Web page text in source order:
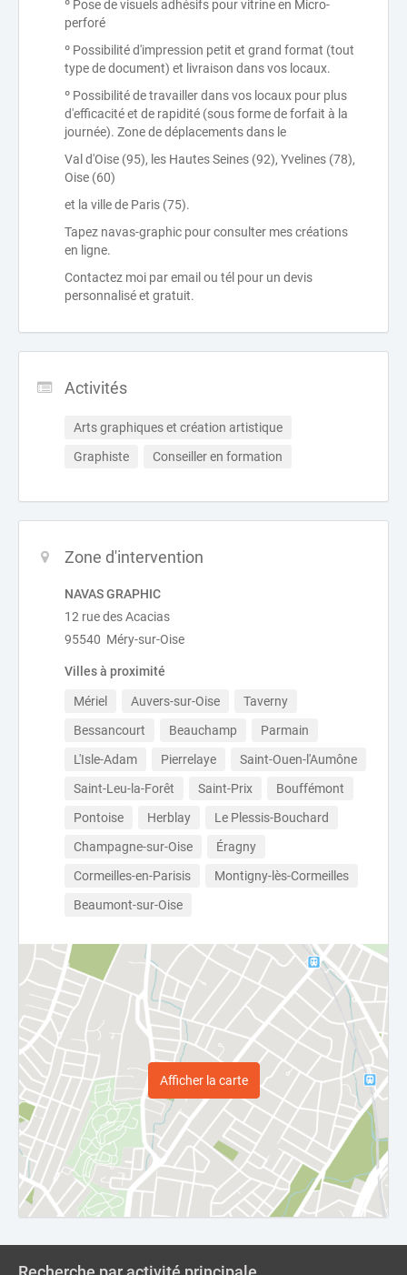
º Pose de visuels adhésifs pour vitrine en Micro-
perforé
º Possibilité d'impression petit et grand format (tout
type de document) et livraison dans vos locaux.
º Possibilité de travailler dans vos locaux pour plus
d'efficacité et de rapidité (sous forme de forfait à la
journée). Zone de déplacements dans le
Val d'Oise (95), les Hautes Seines (92), Yvelines (78),
Oise (60)
et la ville de Paris (75).
Tapez navas-graphic pour consulter mes créations
en ligne.
Contactez moi par email ou tél pour un devis
personnalisé et gratuit.
Activités
Arts graphiques et création artistique
Graphiste
Conseiller en formation
Zone d'intervention
NAVAS GRAPHIC
12 rue des Acacias
95540 Méry-sur-Oise
Villes à proximité
Mériel Auvers-sur-Oise
Taverny
Bessancourt
Beauchamp
Parmain
L'Isle-Adam
Pierrelaye
Saint-Ouen-l'Aumône
Saint-Leu-la-Forêt
Saint-Prix
Bouffémont
Pontoise
Herblay
Le Plessis-Bouchard
Champagne-sur-Oise
Éragny
Cormeilles-en-Parisis
Montigny-lès-Cormeilles
Beaumont-sur-Oise
Afficher la carte